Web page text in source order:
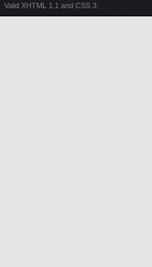
Valid XHTML 1.1 and CSS 3.